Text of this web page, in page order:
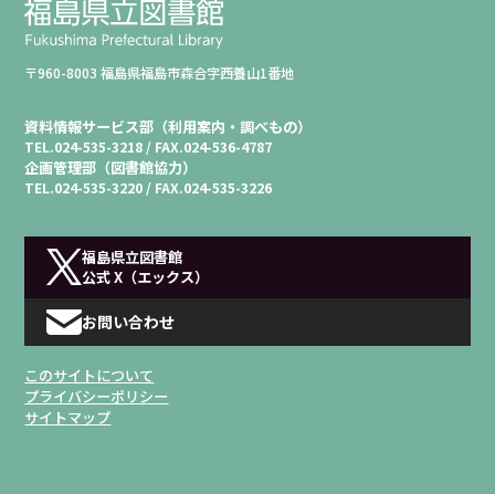
〒960-8003 福島県福島市森合字西養山1番地
資料情報サービス部（利用案内・調べもの）
TEL.024-535-3218 / FAX.024-536-4787
企画管理部（図書館協力）
TEL.024-535-3220 / FAX.024-535-3226
福島県立図書館
公式 X（エックス）
お問い合わせ
このサイトについて
プライバシーポリシー
サイトマップ